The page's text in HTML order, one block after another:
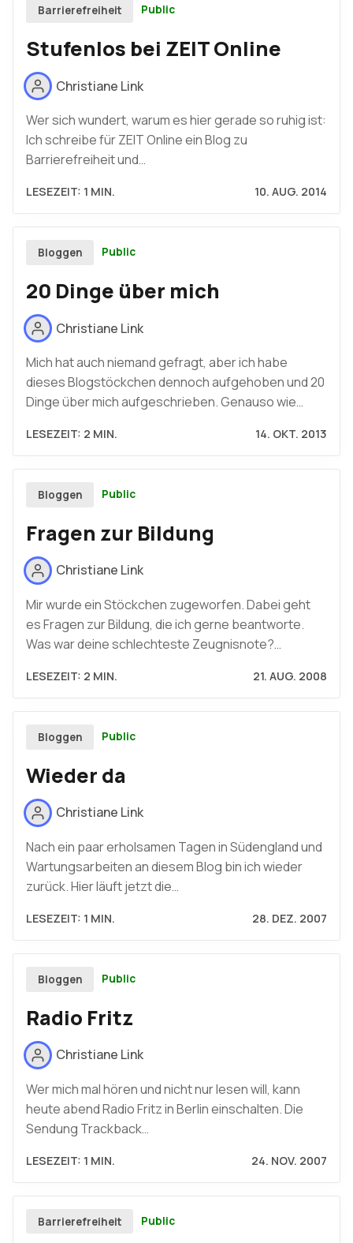
Barrierefreiheit Public
Stufenlos bei ZEIT Online
Christiane Link
Wer sich wundert, warum es hier gerade so ruhig ist:
Ich schreibe für ZEIT Online ein Blog zu
Barrierefreiheit und…
LESEZEIT: 1 MIN. 10. AUG. 2014
Bloggen Public
20 Dinge über mich
Christiane Link
Mich hat auch niemand gefragt, aber ich habe
dieses Blogstöckchen dennoch aufgehoben und 20
Dinge über mich aufgeschrieben. Genauso wie…
LESEZEIT: 2 MIN. 14. OKT. 2013
Bloggen Public
Fragen zur Bildung
Christiane Link
Mir wurde ein Stöckchen zugeworfen. Dabei geht
es Fragen zur Bildung, die ich gerne beantworte.
Was war deine schlechteste Zeugnisnote?…
LESEZEIT: 2 MIN. 21. AUG. 2008
Bloggen Public
Wieder da
Christiane Link
Nach ein paar erholsamen Tagen in Südengland und
Wartungsarbeiten an diesem Blog bin ich wieder
zurück. Hier läuft jetzt die…
LESEZEIT: 1 MIN. 28. DEZ. 2007
Bloggen Public
Radio Fritz
Christiane Link
Wer mich mal hören und nicht nur lesen will, kann
heute abend Radio Fritz in Berlin einschalten. Die
Sendung Trackback…
LESEZEIT: 1 MIN. 24. NOV. 2007
Barrierefreiheit Public